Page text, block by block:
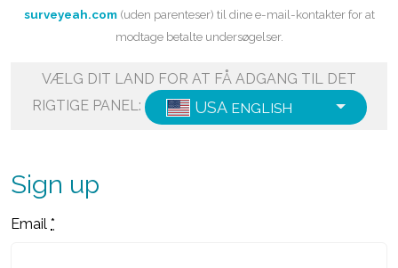
surveyeah.com(uden parenteser) til dine e-mail-kontakter for at
modtage betalte undersøgelser.
VÆLG DIT LAND FOR AT FÅ ADGANG TIL DET
RIGTIGE PANEL:
USAENGLISH
Sign up
Email *